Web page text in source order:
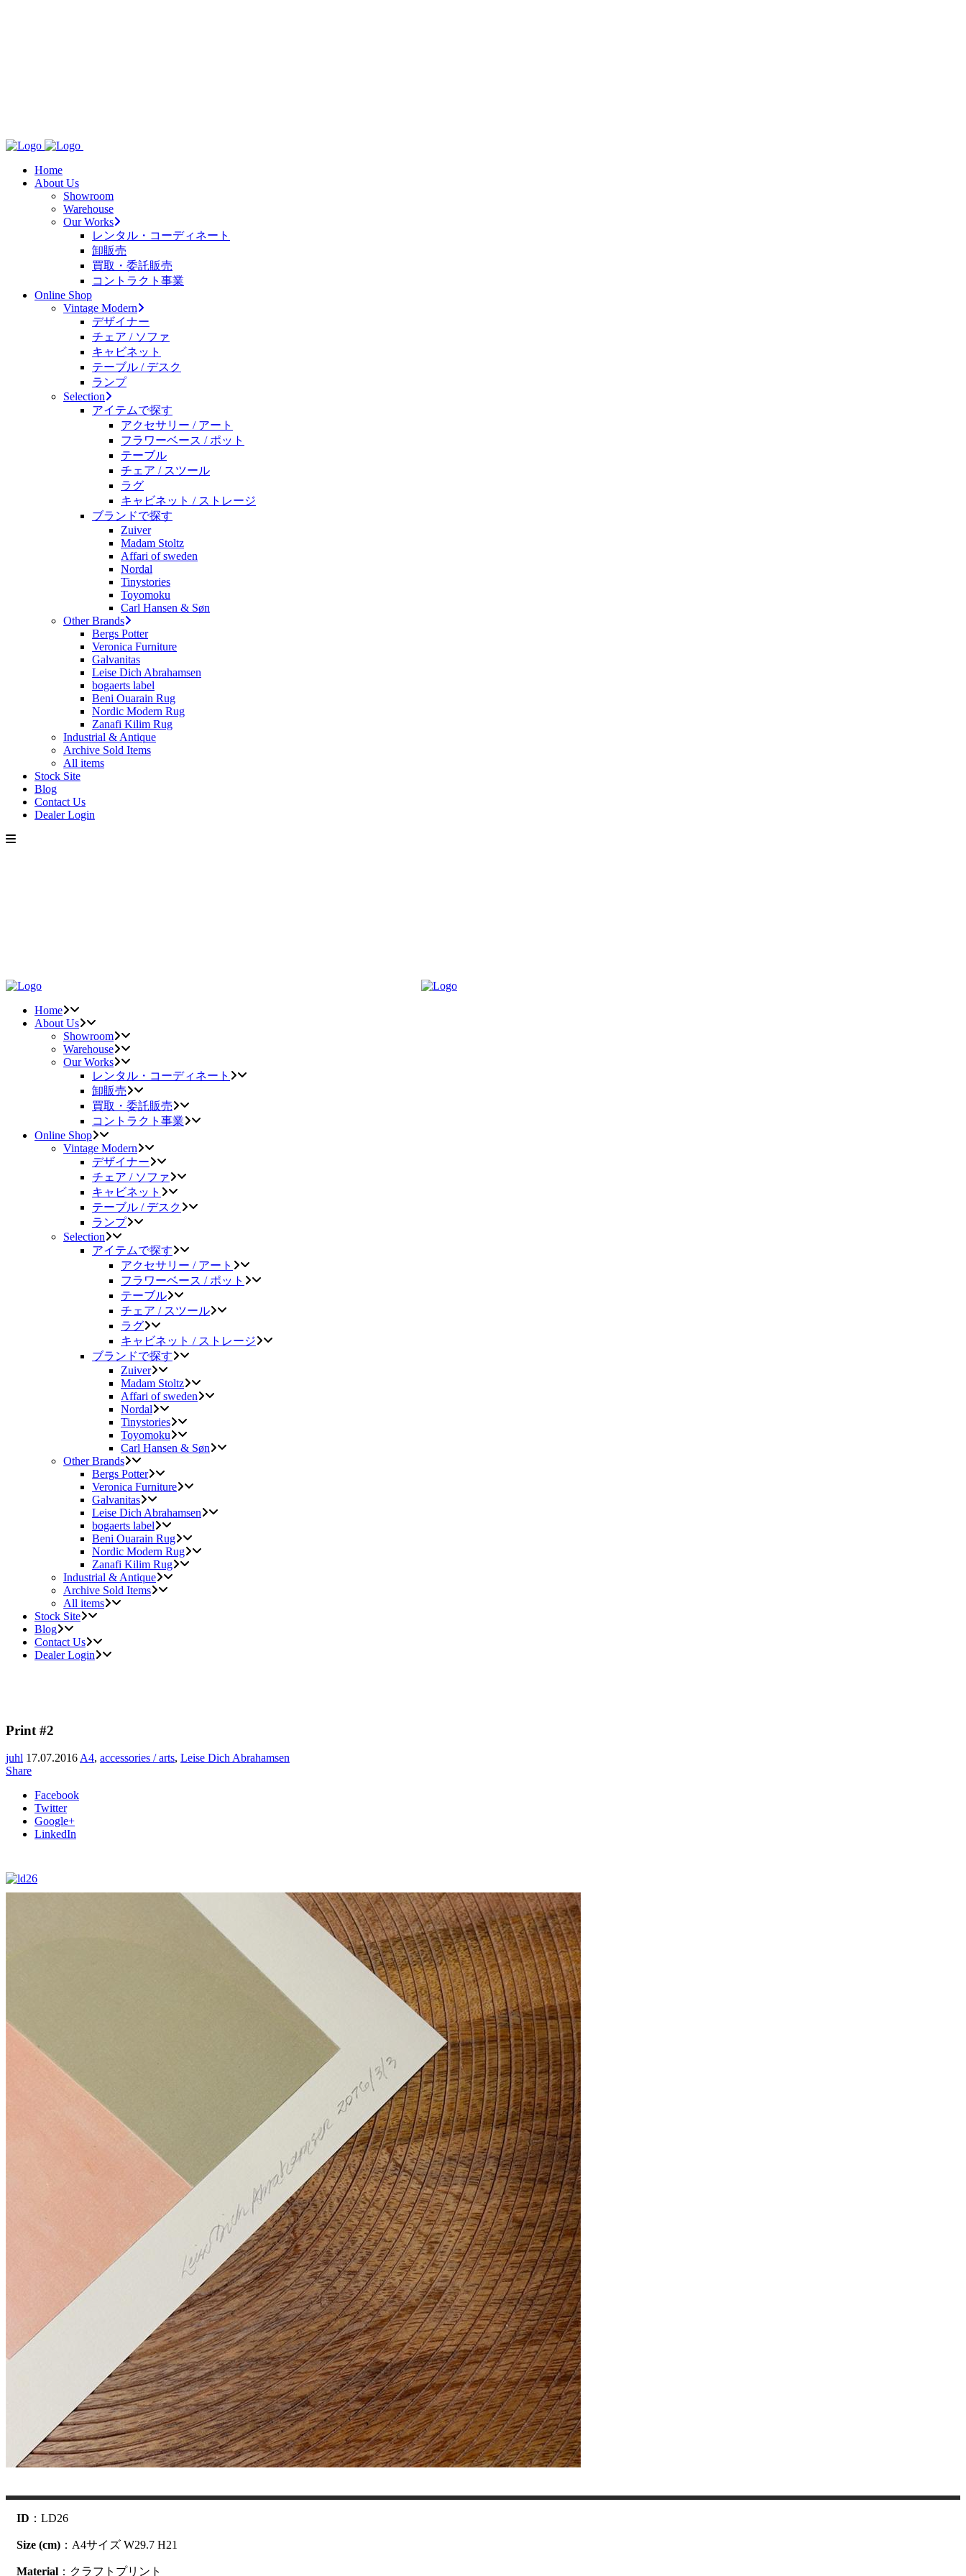
Home
About Us
Showroom
Warehouse
Our Works
レンタル・コーディネート
卸販売
買取・委託販売
コントラクト事業
Online Shop
Vintage Modern
デザイナー
チェア / ソファ
キャビネット
テーブル / デスク
ランプ
Selection
アイテムで探す
アクセサリー / アート
フラワーベース / ポット
テーブル
チェア / スツール
ラグ
キャビネット / ストレージ
ブランドで探す
Zuiver
Madam Stoltz
Affari of sweden
Nordal
Tinystories
Toyomoku
Carl Hansen & Søn
Other Brands
Bergs Potter
Veronica Furniture
Galvanitas
Leise Dich Abrahamsen
bogaerts label
Beni Ouarain Rug
Nordic Modern Rug
Zanafi Kilim Rug
Industrial & Antique
Archive Sold Items
All items
Stock Site
Blog
Contact Us
Dealer Login
Home
About Us
Showroom
Warehouse
Our Works
レンタル・コーディネート
卸販売
買取・委託販売
コントラクト事業
Online Shop
Vintage Modern
デザイナー
チェア / ソファ
キャビネット
テーブル / デスク
ランプ
Selection
アイテムで探す
アクセサリー / アート
フラワーベース / ポット
テーブル
チェア / スツール
ラグ
キャビネット / ストレージ
ブランドで探す
Zuiver
Madam Stoltz
Affari of sweden
Nordal
Tinystories
Toyomoku
Carl Hansen & Søn
Other Brands
Bergs Potter
Veronica Furniture
Galvanitas
Leise Dich Abrahamsen
bogaerts label
Beni Ouarain Rug
Nordic Modern Rug
Zanafi Kilim Rug
Industrial & Antique
Archive Sold Items
All items
Stock Site
Blog
Contact Us
Dealer Login
Print #2
juhl 17.07.2016A4, accessories / arts, Leise Dich Abrahamsen
Share
Facebook
Twitter
Google+
LinkedIn
ID ：LD26
Size (cm) ：A4サイズ W29.7 H21
Material ：クラフトプリント